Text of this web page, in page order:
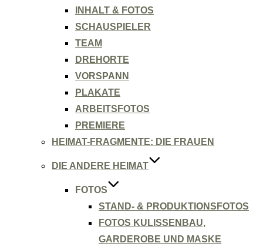
INHALT & FOTOS
SCHAUSPIELER
TEAM
DREHORTE
VORSPANN
PLAKATE
ARBEITSFOTOS
PREMIERE
HEIMAT-FRAGMENTE: DIE FRAUEN
DIE ANDERE HEIMAT
FOTOS
STAND- & PRODUKTIONSFOTOS
FOTOS KULISSENBAU,
GARDEROBE UND MASKE